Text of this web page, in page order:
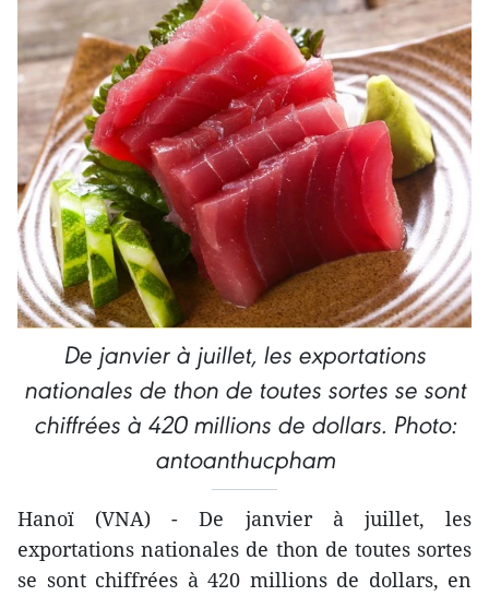
De janvier à juillet, les exportations
nationales de thon de toutes sortes se sont
chiffrées à 420 millions de dollars. Photo:
antoanthucpham
Hanoï (VNA) - De janvier à juillet, les
exportations nationales de thon de toutes sortes
se sont chiffrées à 420 millions de dollars, en